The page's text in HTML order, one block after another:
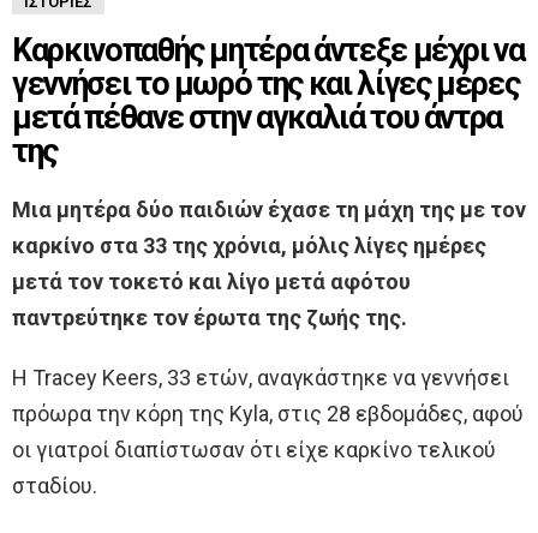
Καρκινοπαθής μητέρα άντεξε μέχρι να
γεννήσει το μωρό της και λίγες μέρες
μετά πέθανε στην αγκαλιά του άντρα
της
Μια μητέρα δύο παιδιών έχασε τη μάχη της με τον
καρκίνο στα 33 της χρόνια, μόλις λίγες ημέρες
μετά τον τοκετό και λίγο μετά αφότου
παντρεύτηκε τον έρωτα της ζωής της.
Η Tracey Keers, 33 ετών, αναγκάστηκε να γεννήσει
πρόωρα την κόρη της Kyla, στις 28 εβδομάδες, αφού
οι γιατροί διαπίστωσαν ότι είχε καρκίνο τελικού
σταδίου.